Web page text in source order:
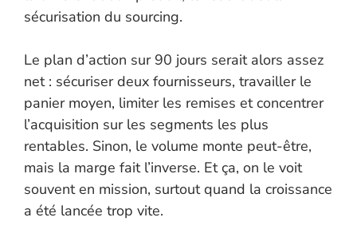
sécurisation du sourcing.
Le plan d’action sur 90 jours serait alors assez
net : sécuriser deux fournisseurs, travailler le
panier moyen, limiter les remises et concentrer
l’acquisition sur les segments les plus
rentables. Sinon, le volume monte peut-être,
mais la marge fait l’inverse. Et ça, on le voit
souvent en mission, surtout quand la croissance
a été lancée trop vite.